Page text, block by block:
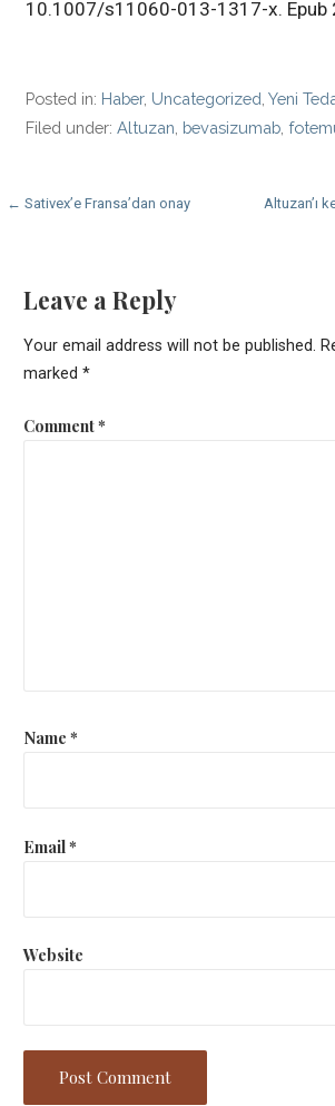
10.1007/s11060-013-1317-x. Epub
Posted in: Haber, Uncategorized ,Yeni
Filed under:Altuzan bevasizumab ,
Post
← Sativex’e Fransa’dan onay
Altuzan’ı
Leave a Reply
Your email address will not be published.
marked *
Comment*
Name *
Email*
Website